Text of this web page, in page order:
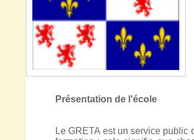
Présentation de l'école
Le GRETA est un service